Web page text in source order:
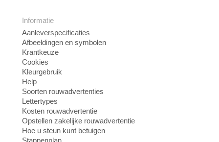
Informatie
Aanleverspecificaties
Afbeeldingen en symbolen
Krantkeuze
Cookies
Kleurgebruik
Help
Soorten rouwadvertenties
Lettertypes
Kosten rouwadvertentie
Opstellen zakelijke rouwadvertentie
Hoe u steun kunt betuigen
Stappenplan